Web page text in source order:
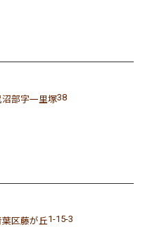
部字一里塚38
区藤が丘1-15-3